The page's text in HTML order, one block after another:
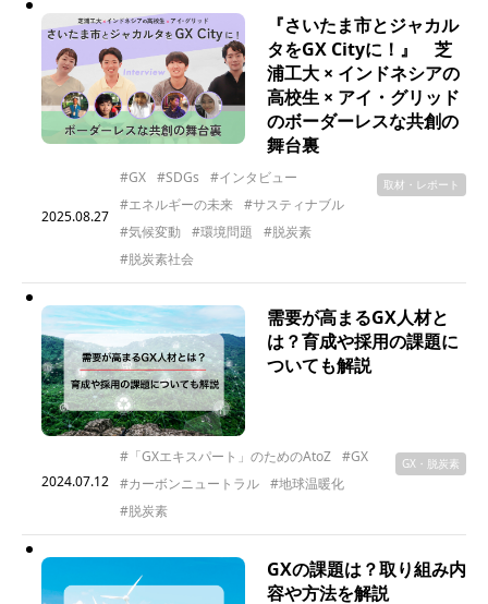
『さいたま市とジャカル
タをGX Cityに！』 芝
浦工大 × インドネシアの
高校生 × アイ・グリッド
のボーダーレスな共創の
舞台裏
2025.08.27
#GX #SDGs
#インタビュー
#エネルギーの未来
#サスティナブル
#気候変動
#環境問題
#脱炭素
#脱炭素社会
取材・レポート
需要が高まるGX人材と
は？育成や採用の課題に
ついても解説
2024.07.12
#「GXエキスパート」のためのAtoZ
#GX
#カーボンニュートラル
#地球温暖化
#脱炭素
GX・脱炭素
GXの課題は？取り組み内
容や方法を解説